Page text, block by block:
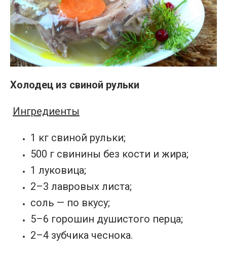
Холодец из свиной рульки
Ингредиенты
1 кг свиной рульки;
500 г свинины без кости и жира;
1 луковица;
2–3 лавровых листа;
соль — по вкусу;
5–6 горошин душистого перца;
2–4 зубчика чеснока.